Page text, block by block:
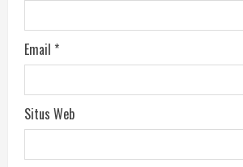
Email *
Situs Web